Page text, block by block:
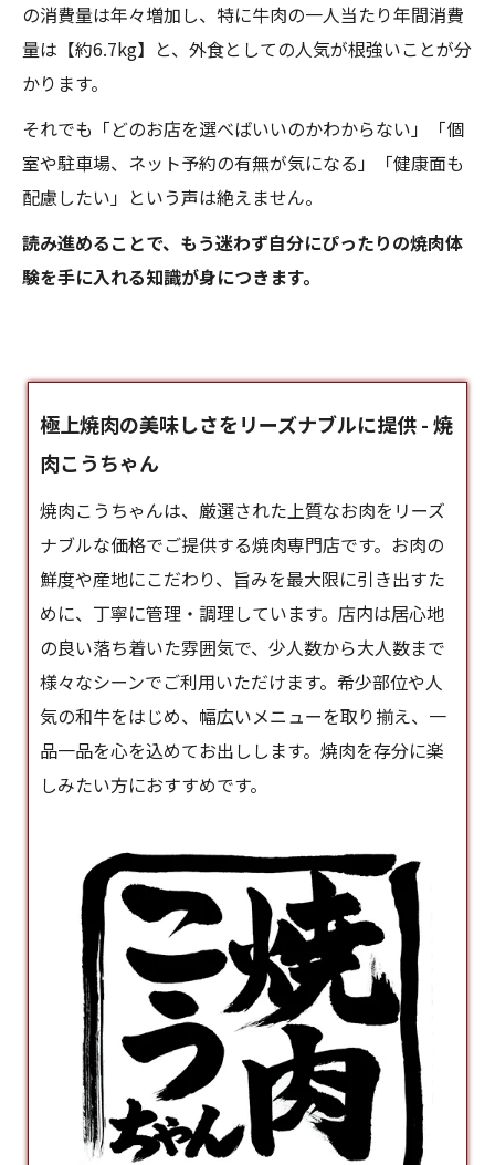
の消費量は年々増加し、特に牛肉の一人当たり年間消費
量は【約6.7kg】と、外食としての人気が根強いことが分
かります。
それでも「どのお店を選べばいいのかわからない」「個
室や駐車場、ネット予約の有無が気になる」「健康面も
配慮したい」という声は絶えません。
読み進めることで、もう迷わず自分にぴったりの焼肉体
験を手に入れる知識が身につきます。
極上焼肉の美味しさをリーズナブルに提供 - 焼
肉こうちゃん
焼肉こうちゃんは、厳選された上質なお肉をリーズ
ナブルな価格でご提供する焼肉専門店です。お肉の
鮮度や産地にこだわり、旨みを最大限に引き出すた
めに、丁寧に管理・調理しています。店内は居心地
の良い落ち着いた雰囲気で、少人数から大人数まで
様々なシーンでご利用いただけます。希少部位や人
気の和牛をはじめ、幅広いメニューを取り揃え、一
品一品を心を込めてお出しします。焼肉を存分に楽
しみたい方におすすめです。